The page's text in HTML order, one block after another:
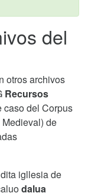
del
otros archivos
Recursos
caso del Corpus
de
igllesia de
dalua